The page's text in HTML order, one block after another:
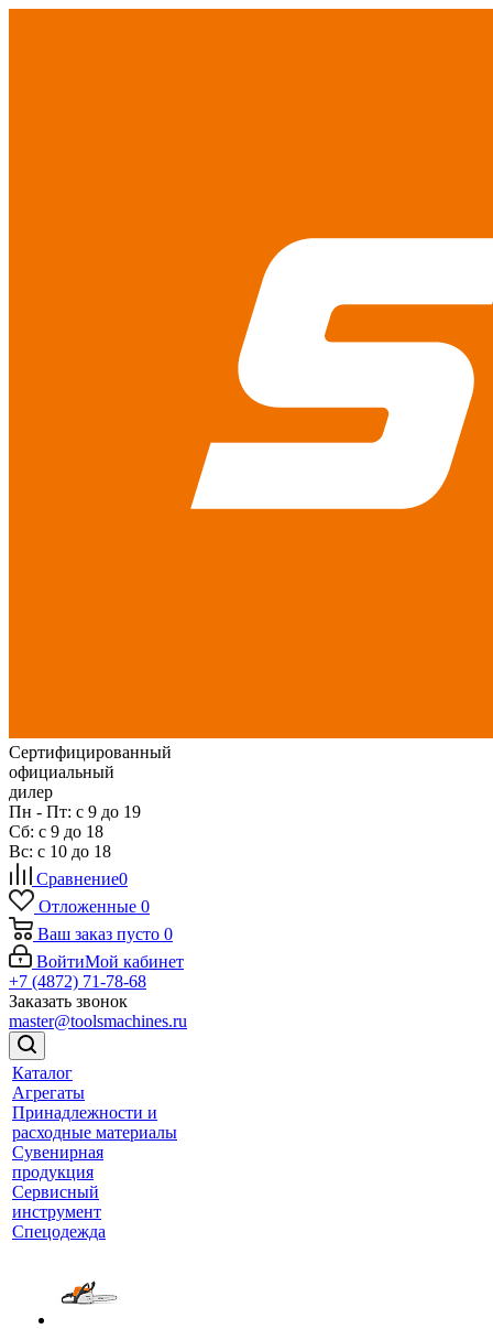
Сертифицированный
официальный
дилер
Пн - Пт: с 9 до 19
Сб: с 9 до 18
Вс: с 10 до 18
Сравнение0
Отложенные 0
Ваш заказ пусто 0
ВойтиМой кабинет
+7 (4872) 71-78-68
Заказать звонок
master@toolsmachines.ru
Каталог
Агрегаты
Принадлежности и
расходные материалы
Сувенирная
продукция
Сервисный
инструмент
Спецодежда